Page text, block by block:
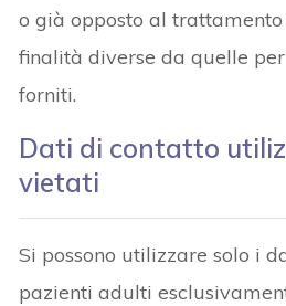
o già opposto al
finalità diverse da quelle
forniti.
Dati di contatto
vietati
Si possono utilizzare solo i
pazienti adulti